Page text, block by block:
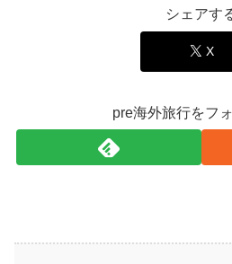
シェアす
X
pre海外旅行をフ